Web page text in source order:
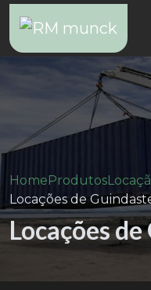
HomeProdutos
Locações de
Locações